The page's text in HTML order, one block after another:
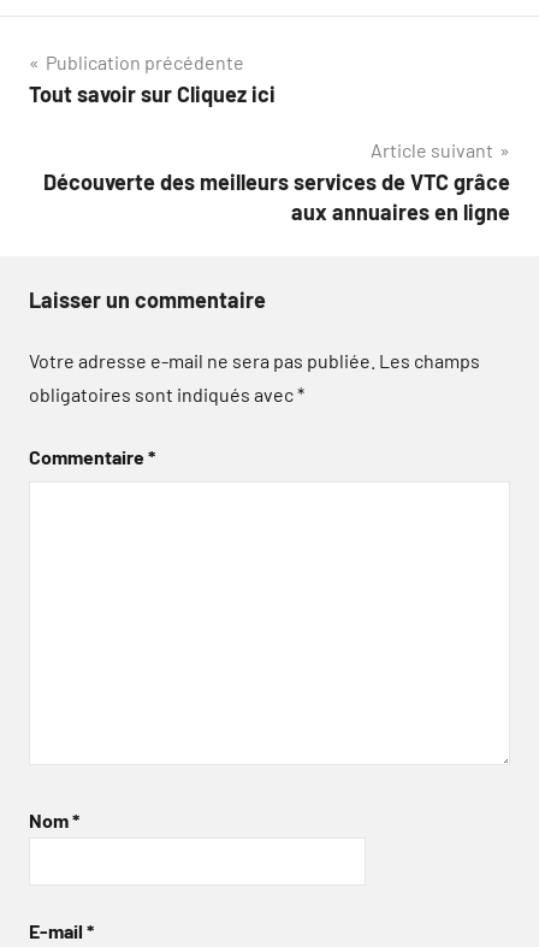
Navigation
de
Publication précédente
Tout savoir sur Cliquez ici
Article suivant
Découverte des meilleurs services de VTC grâce
aux annuaires en ligne
Laisser un commentaire
Votre adresse e-mail ne sera pas publiée. Les champs
obligatoires sont indiqués avec*
Commentaire*
Nom*
E-mail *